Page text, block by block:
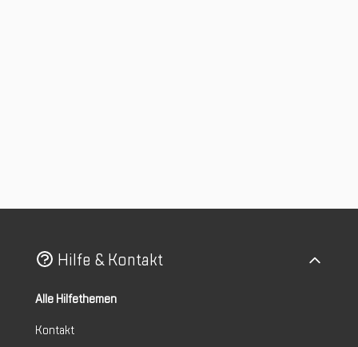
Hilfe & Kontakt
Alle Hilfethemen
Kontakt